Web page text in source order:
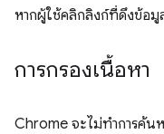
หากผู้ใช้คลิกลิงก์ที่ดึงข้อมู
การกรองเนื้อหา
Chrome จะไม่ทำการค้น